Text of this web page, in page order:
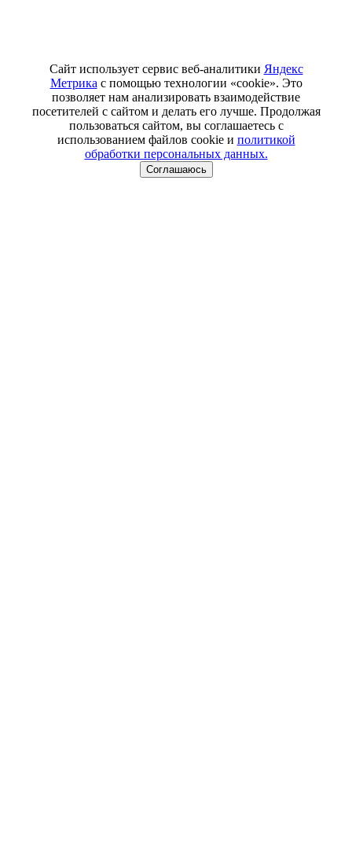
Сайт использует сервис веб-аналитики Яндекс
Метрика с помощью технологии «cookie». Это
позволяет нам анализировать взаимодействие
посетителей с сайтом и делать его лучше. Продолжая
пользоваться сайтом, вы соглашаетесь с
использованием файлов cookie и политикой
обработки персональных данных.
Соглашаюсь